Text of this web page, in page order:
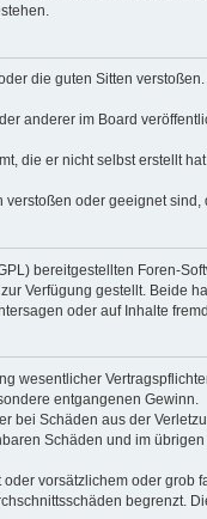
die guten Sitten
anderer im Board
die er nicht selbst erstellt
oder geeignet
bereitgestellten Foren-
Verfügung gestellt. Beide
oder auf Inhalte
wesentlicher
entgangenen Gewinn.
Schäden aus der
Schäden und im
vorsätzlichem oder grob
begrenzt.